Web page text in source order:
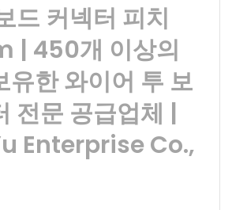
드 커넥터 피치
| 450개 이상의
유한 와이어 투 보
전문 공급업체 |
Enterprise Co.,